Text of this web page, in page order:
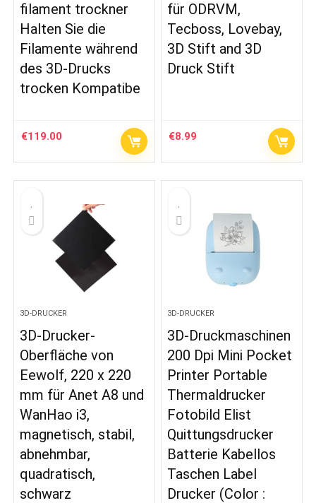
filament trockner
Halten Sie die
Filamente während
des 3D-Drucks
trocken Kompatibe
€119.00
für ODRVM,
Tecboss, Lovebay,
3D Stift and 3D
Druck Stift
€8.99
3D-DRUCKER
3D-Drucker-
Oberfläche von
Eewolf, 220 x 220
mm für Anet A8 und
WanHao i3,
magnetisch, stabil,
abnehmbar,
quadratisch,
schwarz
3D-DRUCKER
3D-Druckmaschinen
200 Dpi Mini Pocket
Printer Portable
Thermaldrucker
Fotobild Elist
Quittungsdrucker
Batterie Kabellos
Taschen Label
Drucker (Color :